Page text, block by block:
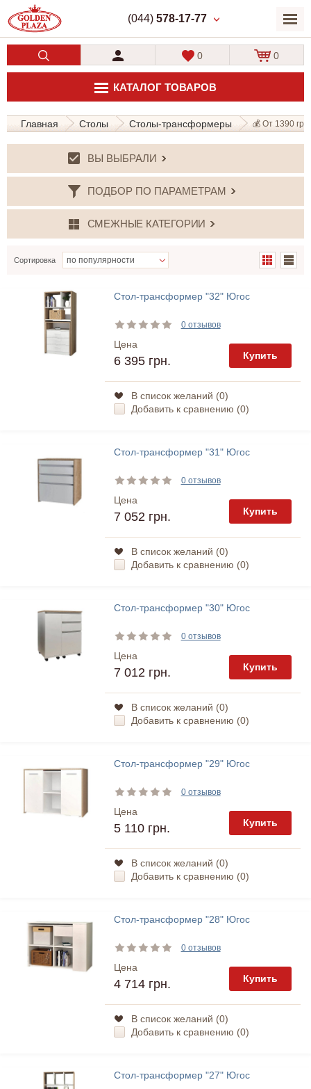
(044) 578-17-77
КАТАЛОГ ТОВАРОВ
0 0
Главная Столы Столы-трансформеры 💰 От 1390
ВЫ ВЫБРАЛИ
ПОДБОР ПО ПАРАМЕТРАМ
СМЕЖНЫЕ КАТЕГОРИИ
Сортировка
Стол-трансформер "32" Югос
0 отзывов
Цена
6 395 грн. Купить
В список желаний (0)
Добавить к сравнению (0)
Стол-трансформер "31" Югос
0 отзывов
Цена
7 052 грн. Купить
В список желаний (0)
Добавить к сравнению (0)
Стол-трансформер "30" Югос
0 отзывов
Цена
7 012 грн. Купить
В список желаний (0)
Добавить к сравнению (0)
Стол-трансформер "29" Югос
0 отзывов
Цена
5 110 грн. Купить
В список желаний (0)
Добавить к сравнению (0)
Стол-трансформер "28" Югос
0 отзывов
Цена
4 714 грн. Купить
В список желаний (0)
Добавить к сравнению (0)
Стол-трансформер "27" Югос